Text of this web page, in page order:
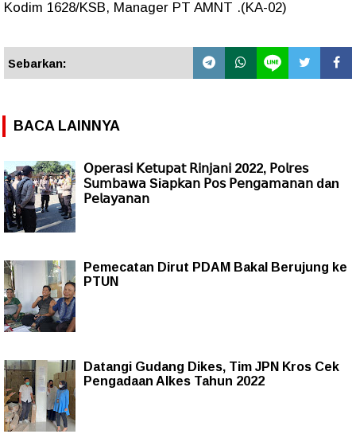
Kodim 1628/KSB, Manager PT AMNT .(KA-02)
Sebarkan:
BACA LAINNYA
𝖮𝗉𝖾𝗋𝖺𝗌𝗂 𝖪𝖾𝗍𝗎𝗉𝖺𝗍 𝖱𝗂𝗇𝗃𝖺𝗇𝗂 2022, 𝖯𝗈𝗅𝗋𝖾𝗌
𝖲𝗎𝗆𝖻𝖺𝗐𝖺 Si𝖺𝗉𝗄𝖺𝗇 𝖯𝗈𝗌 𝖯𝖾𝗇𝗀𝖺𝗆𝖺𝗇𝖺𝗇 dan
𝖯𝖾𝗅𝖺𝗒𝖺𝗇𝖺𝗇
Pemecatan Dirut PDAM Bakal Berujung ke
PTUN
Datangi Gudang Dikes, Tim JPN Kros Cek
Pengadaan Alkes Tahun 2022